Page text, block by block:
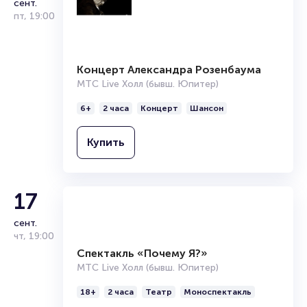
сент.
пт, 19:00
Концерт Александра Розенбаума
МТС Live Холл (бывш. Юпитер)
6+ 2 часа Концерт Шансон
Купить
17
сент.
чт, 19:00
Спектакль «Почему Я?»